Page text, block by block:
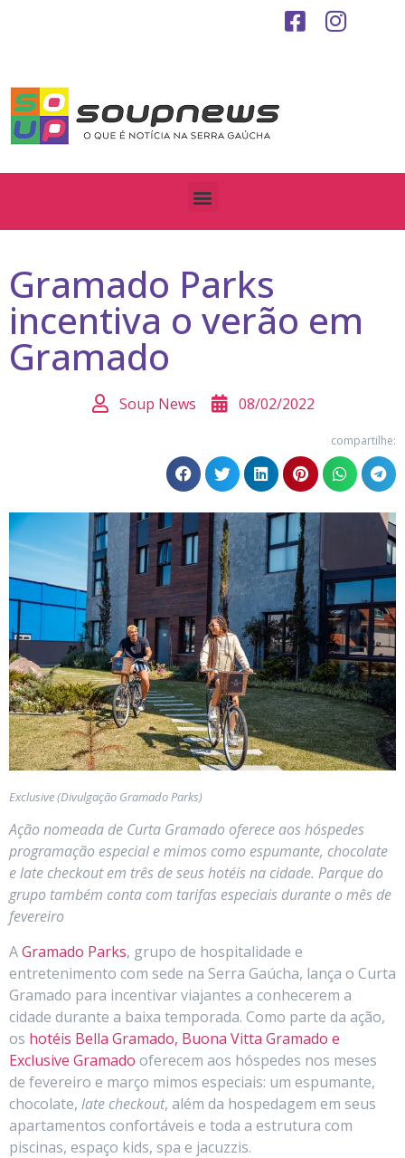
Gramado Parks
incentiva o verão em
Gramado
Soup News 08/02/2022
compartilhe:
Exclusive (Divulgação Gramado Parks)
Ação nomeada de Curta Gramado oferece aos hóspedes
programação especial e mimos como espumante, chocolate
e late checkout em três de seus hotéis na cidade. Parque do
grupo também conta com tarifas especiais durante o mês de
fevereiro
AGramado Parks, grupo de hospitalidade e
entretenimento com sede na Serra Gaúcha, lança o Curta
Gramado para incentivar viajantes a conhecerem a
cidade durante a baixa temporada. Como parte da ação,
os hotéis Bella Gramado, Buona Vitta Gramado e
Exclusive Gramado oferecem aos hóspedes nos meses
de fevereiro e março mimos especiais: um espumante,
chocolate, late checkout, além da hospedagem em seus
apartamentos confortáveis e toda a estrutura com
piscinas, espaço kids, spa e jacuzzis.